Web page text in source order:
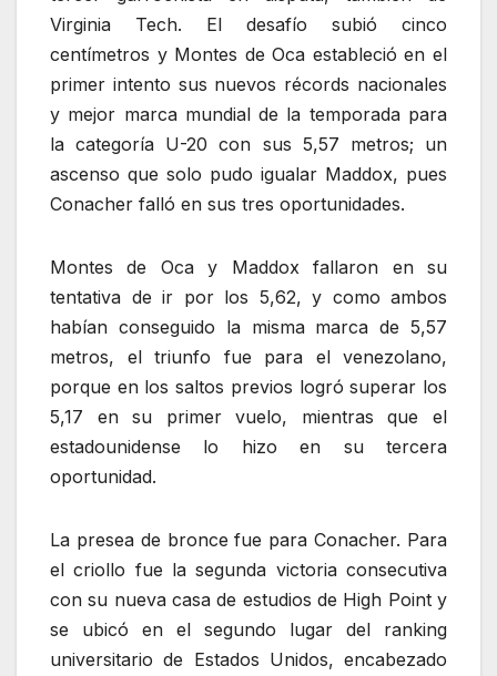
Virginia Tech. El desafío subió cinco
centímetros y Montes de Oca estableció en el
primer intento sus nuevos récords nacionales
y mejor marca mundial de la temporada para
la categoría U-20 con sus 5,57 metros; un
ascenso que solo pudo igualar Maddox, pues
Conacher falló en sus tres oportunidades.
Montes de Oca y Maddox fallaron en su
tentativa de ir por los 5,62, y como ambos
habían conseguido la misma marca de 5,57
metros, el triunfo fue para el venezolano,
porque en los saltos previos logró superar los
5,17 en su primer vuelo, mientras que el
estadounidense lo hizo en su tercera
oportunidad.
La presea de bronce fue para Conacher. Para
el criollo fue la segunda victoria consecutiva
con su nueva casa de estudios de High Point y
se ubicó en el segundo lugar del ranking
universitario de Estados Unidos, encabezado